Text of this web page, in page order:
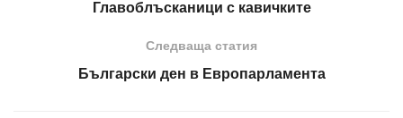
Главоблъсканици с кавичките
Следваща статия
Български ден в Европарламента